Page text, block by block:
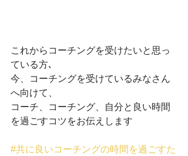
これからコーチングを受けたいと思っ
ている方､
今、コーチングを受けているみなさん
へ向けて、
コーチ、コーチング、自分と良い時間
を過ごすコツをお伝えします
#共に良いコーチングの時間を過ごすた